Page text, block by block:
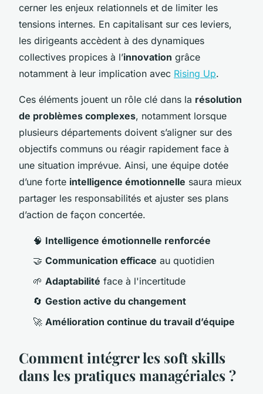
cerner les enjeux relationnels et de limiter les
tensions internes. En capitalisant sur ces leviers,
les dirigeants accèdent à des dynamiques
collectives propices à l’innovation grâce
notamment à leur implication avec Rising Up.
Ces éléments jouent un rôle clé dans la résolution
de problèmes complexes, notamment lorsque
plusieurs départements doivent s’aligner sur des
objectifs communs ou réagir rapidement face à
une situation imprévue. Ainsi, une équipe dotée
d’une forte intelligence émotionnelle saura mieux
partager les responsabilités et ajuster ses plans
d’action de façon concertée.
🧠 Intelligence émotionnelle renforcée
🤝 Communication efficace au quotidien
🌱 Adaptabilité face à l'incertitude
🔄 Gestion active du changement
🚀 Amélioration continue du travail d’équipe
Comment intégrer les soft skills
dans les pratiques managériales ?